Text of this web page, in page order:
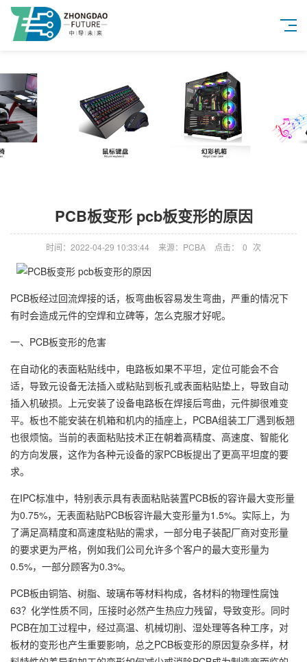
PCB板变形 pcb板变形的原因
时间：2022-04-29 10:33:44 来源：PCBA 点击： 0 次
PCB板经过回流焊接的话，板弯曲板容易发生弯曲，严重的情况下
有时会造成元件的空焊和立碑等，怎么克服才好呢。
一、PCB板变形的危害
在自动化的表面粘贴线中，电路板如果不平坦，定位可能会不合
适，导致元设备无法插入或粘贴到板孔或表面粘贴垫上，导致自动
插入机破损。上元安装了设备电路板在焊接后弯曲，元件脚很难变
平。板也不能安装在机箱和机内的插座上，PCBA组装工厂遇到板翘
也很烦恼。当前的表面粘贴技术正在朝着高精度、高速度、智能化
的方向发展，这作为各种元设备的家PCB板提出了更高平坦度的要
求。
在IPC标准中，特别表示具有表面粘贴装置PCB板的容许最大变形量
为0.75%，无表面粘贴PCB板容许最大变形量为1.5%。实际上，为
了满足高精度和高速度粘贴的需求，一部分电子装配厂商对变形量
的要求更为严格，例如我们公司允许多个客户的最大变形量为
0.5%，一部分顾客为0.3%。
PCB板由铜箔、树脂、玻璃布等材料构成，各材料的物理性腐蚀
63？化学性质不同，压接时必然产生热应力残留，导致变形。同时
PCB在加工过程中，经过高温、机械切削、湿处理等各种工序，对
板材的变形也产生重要影响，总之PCB板变形的原因复杂多样，材